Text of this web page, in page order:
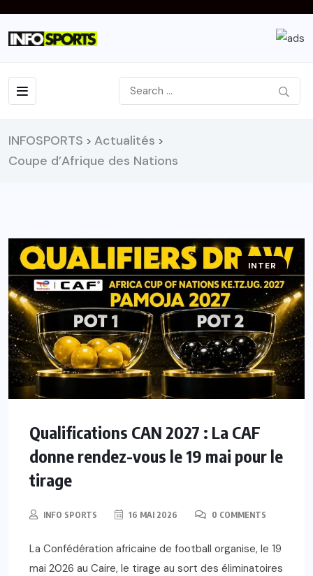
INFOSPORTS > Actualités >
Coupe d’Afrique des Nations
INTER
Qualifications CAN 2027 : La CAF
donne rendez-vous le 19 mai pour le
tirage
INFO SPORTS 16 MAI 2026 0 COMMENTS
La Confédération africaine de football organise, le 19
mai 2026 au Caire, le tirage au sort des éliminatoires